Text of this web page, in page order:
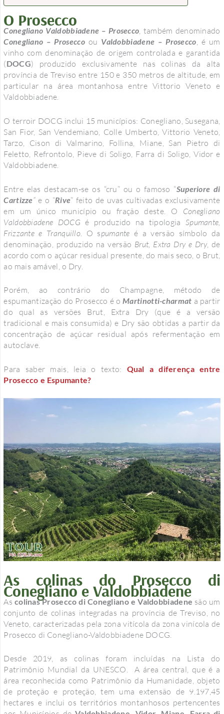
O Prosecco
Conegliano Valdobbiadene – Prosecco, também denominado
Conegliano – Proseccoou Valdobbiadene – Prosecco, é um
vinho com denominação de origem controlada e garantida
(DOCG) produzido exclusivamente nas colinas da alta
província de Treviso entre 150 e 350 metros de altitude, em
particular na área montanhosa entre Vittorio Veneto e
Valdobbiadene.
O terroir DOCG inclui 15 municípios: Conegliano, Susegana,
San Fior, San Vendemiano, Colle Umberto, Vittorio Veneto,
Tarzo, Cison di Valmarino, Follina, Miane, San Pietro di
Feletto, Refrontolo, Pieve di Soligo, Farra di Soligo, Vidor e
Valdobbiadene.
Entre elas destacam-se os “cru” ou o famoso “Superiore di
Cartizze“ e o “Rive” feito de uvas cultivadas exclusivamente
em um único município ou fração deste. O Conegliano
Valdobbiadene DOCGé produzido na tipologia Spumante,
Frizzante e Tranquillo . O spumante é a versão símbolo da
denominação, produzido na versão Brut, Extra Dry e Dry, de
acordo com o açúcar residual presente, do mais seco, o Brut,
ao mais amável, o Dry.
Porém, ao contrário do Champagne, método de
espumantização do Prosecco é oMartinotti-charmat a partir
do qual as versões Brut, Extra Dry (que é a versão
tradicional e mais consumida) e Dry são obtidas a partir da
concentração de açúcar residual após refermentação em
autoclave.
Para saber mais, leia o texto: Qual a diferença entre
Prosecco e Espumante?
As colinas do Prosecco di
Conegliano e Valdobbiadene
As colinas Prosecco di Conegliano e Valdobbiadene são um
conjunto de colinas integradas na província de Treviso, no
Veneto, caracterizadas pela zona vitícola da zona vinícola de
Prosecco di Conegliano-Valdobbiadene DOCG.
Desde 2019, as colinas foram incluídas na Lista do
Patrimônio Mundial da UNESCO. A área central, que é a
área reconhecida como Patrimônio da Humanidade, objeto
de proteção e proteção, tem uma extensão de 9.197,45
hectares e inclui os territórios montanhosos pertencentes